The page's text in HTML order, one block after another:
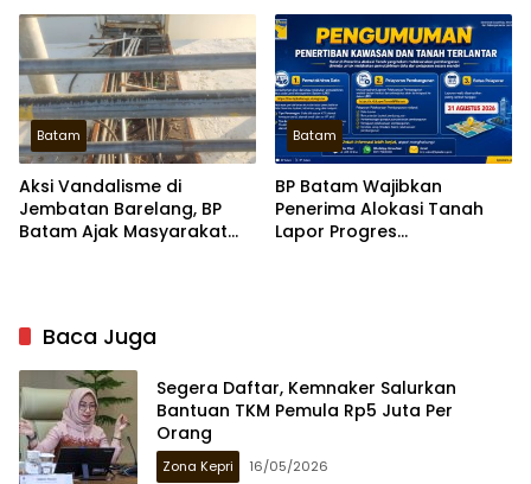
Batam
Aksi Vandalisme di
Jembatan Barelang, BP
Batam Ajak Masyarakat
Batam
BP Batam Wajibkan
Penerima Alokasi Tanah
Lapor Progres
Baca Juga
Segera Daftar, Kemnaker Salurkan
Bantuan TKM Pemula Rp5 Juta Per
Orang
Zona Kepri 16/05/2026